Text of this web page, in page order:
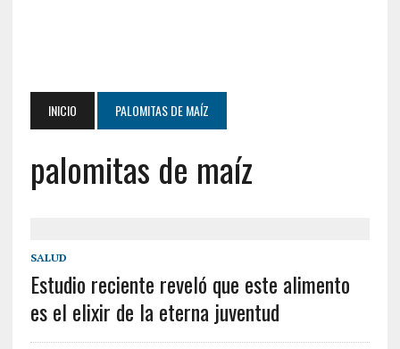
INICIO PALOMITAS DE MAÍZ
palomitas de maíz
SALUD
Estudio reciente reveló que este alimento
es el elixir de la eterna juventud